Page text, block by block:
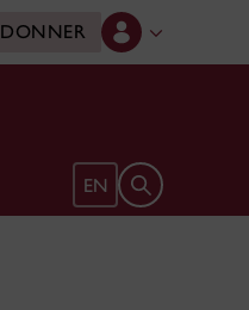
DONNER
EN Ouvrir le